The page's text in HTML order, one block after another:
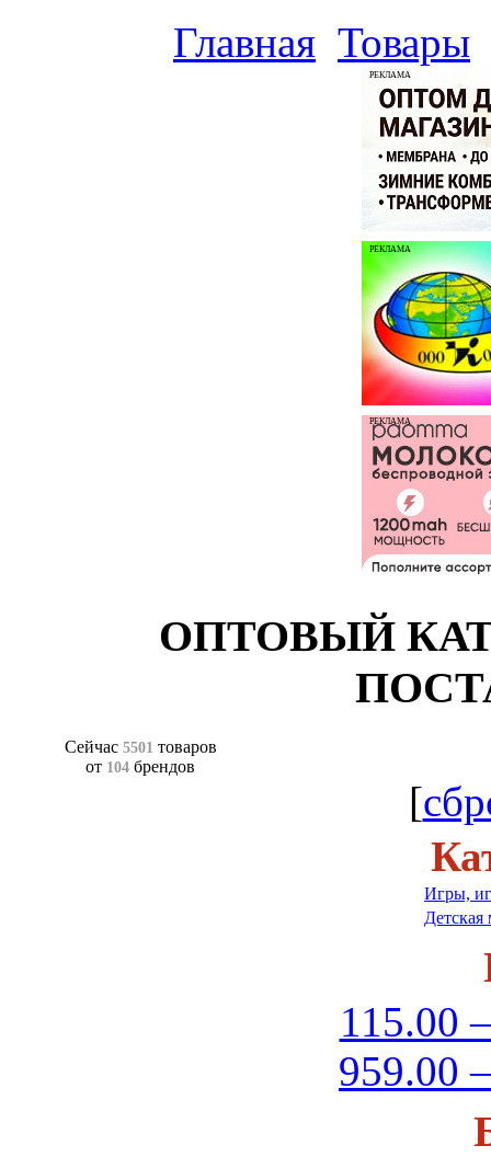
Главная Товары
РЕКЛАМА
РЕКЛАМА
РЕКЛАМА
ОПТОВЫЙ
Сейчас 5501 товаров
от 104 брендов
[
Игры,
Детская
115.00
959.00